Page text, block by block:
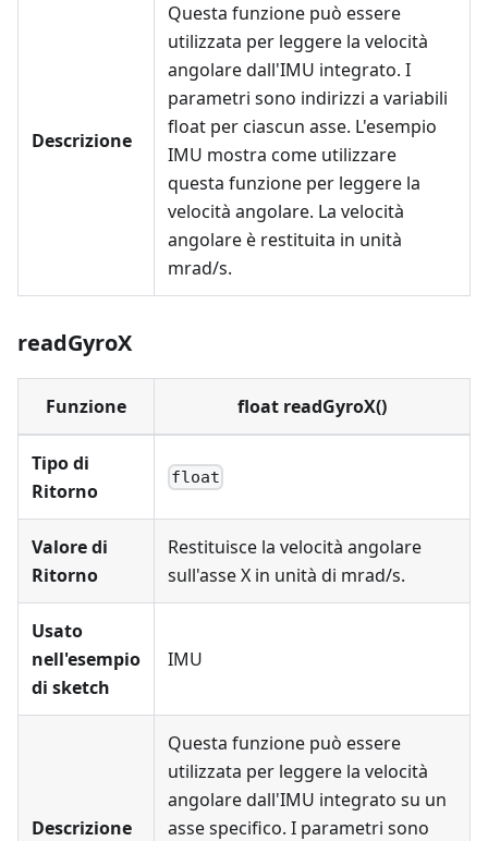
Descrizione
Questa funzione può essere
utilizzata per leggere la velocità
angolare dall'IMU integrato. I
parametri sono indirizzi a variabili
float per ciascun asse. L'esempio
IMU mostra come utilizzare
questa funzione per leggere la
velocità angolare. La velocità
angolare è restituita in unità
mrad/s.
readGyroX
Funzione float readGyroX()
Tipo di
Ritorno
float
Valore di
Ritorno
Restituisce la velocità angolare
sull'asse X in unità di mrad/s.
Usato
nell'esempio
di sketch
IMU
Descrizione
Questa funzione può essere
utilizzata per leggere la velocità
angolare dall'IMU integrato su un
asse specifico. I parametri sono